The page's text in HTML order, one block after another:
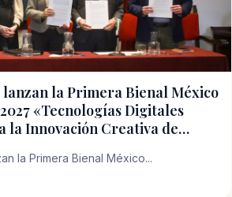
lanzan la Primera Bienal México
«Tecnologías Digitales
la Innovación Creativa de…
la Primera Bienal México...